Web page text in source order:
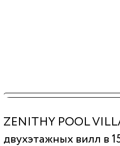
ZENITHY POOL
двухэтажных вилл в